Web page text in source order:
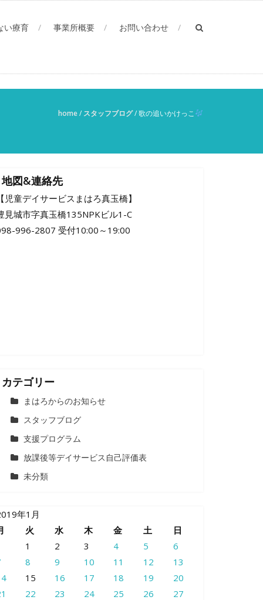
い療育 事業所概要 お問い合わせ
home/ スタッフブログ/歌の追いかけっこ
地図&連絡先
児童デイサービスまはろ真玉橋】
見城市字真玉橋135NPKビル1-C
996-2807 受付10:00～19:00
カテゴリー
まはろからのお知らせ
スタッフブログ
支援プログラム
放課後等デイサービス自己評価表
未分類
年1月
火 水 木 金 土
日
1
2 3 4 5
6
8 9 10 11 12
13
15 16 17 18 19
20
22 23 24 25 26
27